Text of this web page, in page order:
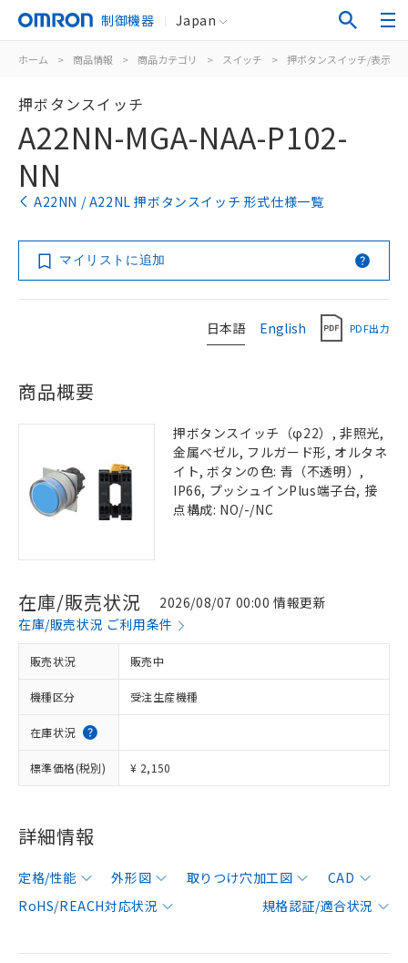
制御機器 Japan
ホーム > 商品情報 > 商品カテゴリ > スイッチ > 押ボタンスイッチ/表示灯
押ボタンスイッチ
A22NN-MGA-NAA-P102-
NN
A22NN / A22NL 押ボタンスイッチ 形式仕様一覧
マイリストに追加
日本語 English PDF出力
商品概要
押ボタンスイッチ（φ22）, 非照光,
金属ベゼル, フルガード形, オルタネ
イト, ボタンの色: 青（不透明）,
IP66, プッシュインPlus端子台, 接
点構成: NO/-/NC
在庫/販売状況
2026/08/07 00:00 情報更新
在庫/販売状況 ご利用条件
販売状況 販売中
機種区分 受注生産機種
在庫状況
標準価格(税別) ¥ 2,150
詳細情報
定格/性能 外形図 取りつけ穴加工図
CAD
RoHS/REACH対応状況
規格認証/適合状況